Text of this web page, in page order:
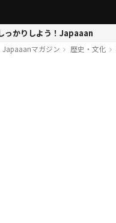
っかりしよう！Japaaan
Japaaanマガジン 歴史・文化